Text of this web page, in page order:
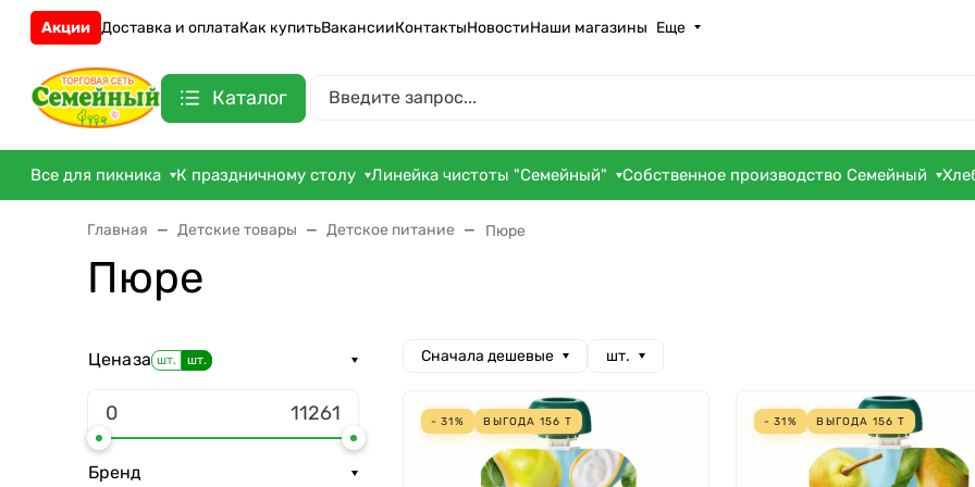
Акции Доставка и оплатаКак купитьВакансииКонтактыНовостиНаши магазины Еще
Каталог
Все для пикника К праздничному столу Линейка чистоты "Семейный" Собственное производство Семейный
Главная Детские товары Детское питание Пюре
Пюре
Ценаза шт. шт.
Бренд
Сначала дешевые шт.
- 31% ВЫГОДА 156 Т - 31% ВЫГОДА 156 Т